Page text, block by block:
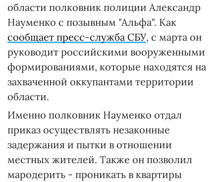
области полковник полиции Александр
Науменко с позывным "Альфа". Как
сообщает пресс-служба СБУ, с марта он
руководит российскими вооруженными
формированиями, которые находятся на
захваченной оккупантами территории
области.
Именно полковник Науменко отдал
приказ осуществлять незаконные
задержания и пытки в отношении
местных жителей. Также он позволил
мародерить - проникать в квартиры